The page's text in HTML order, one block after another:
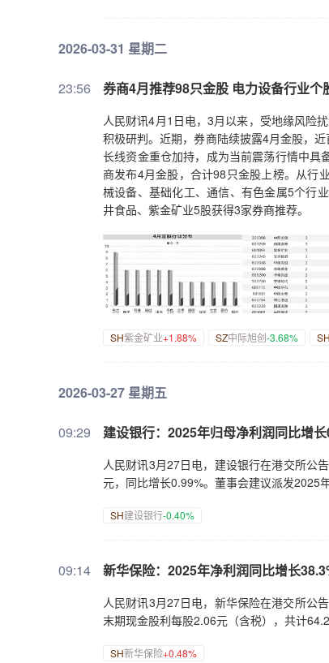
2026-03-31 星期二
23:56 券商4月推荐98只金股 电力设备行业个
人民财讯4月1日电，3月以来，受地缘风险
积极研判。近期，券商陆续披露4月金股，
长线资金重仓加持，成为当前震荡行情中具
商发布4月金股，合计98只金股上榜。从行
械设备、基础化工、通信、有色金属5个行
井食品、紫金矿业5股获得3家券商推荐。
SH紫金矿业+1.88% SZ中际旭创-3.68% SH
2026-03-27 星期五
09:29 建设银行：2025年归母净利润同比增
人民财讯3月27日电，建设银行在港交所公
元，同比增长0.99%。董事会建议派发2025
SH建设银行-0.40%
09:14 新华保险：2025年净利润同比增长
人民财讯3月27日电，新华保险在港交所公
末期现金股利每股2.06元（含税），共计
SH新华保险+0.48%